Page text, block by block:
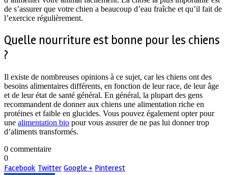
de s’assurer que votre chien a beaucoup d’eau fraîche et qu’il fait de
l’exercice régulièrement.
Quelle nourriture est bonne pour les chiens
?
Il existe de nombreuses opinions à ce sujet, car les chiens ont des
besoins alimentaires différents, en fonction de leur race, de leur âge
et de leur état de santé général. En général, la plupart des gens
recommandent de donner aux chiens une alimentation riche en
protéines et faible en glucides. Vous pouvez également opter pour
une alimentation bio pour vous assurer de ne pas lui donner trop
d’aliments transformés.
0 commentaire
0
Facebook Twitter Google + Pinterest